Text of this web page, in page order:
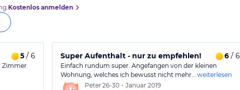
Kostenlos anmelden
5 / 6
Zimmer
Super Aufenthalt - nur zu empfehlen! 6/ 6
Einfach rundum super. Angefangen von der kleinen
Wohnung, welches ich bewusst nicht mehr… weiterlesen
Peter26-30 • Januar 2019